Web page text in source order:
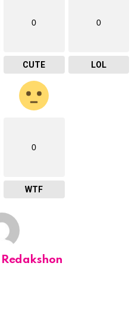
0
CUTE
0
LOL
0
WTF
Redakshon